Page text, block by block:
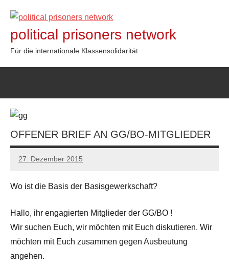
Inhalt
springen
political prisoners network
Für die internationale Klassensolidarität
OFFENER BRIEF AN GG/BO-MITGLIEDER
27. Dezember 2015
admin
Wo ist die Basis der Basisgewerkschaft?
Hallo, ihr engagierten Mitglieder der GG/BO !
Wir suchen Euch, wir möchten mit Euch diskutieren. Wir
möchten mit Euch zusammen gegen Ausbeutung
angehen.